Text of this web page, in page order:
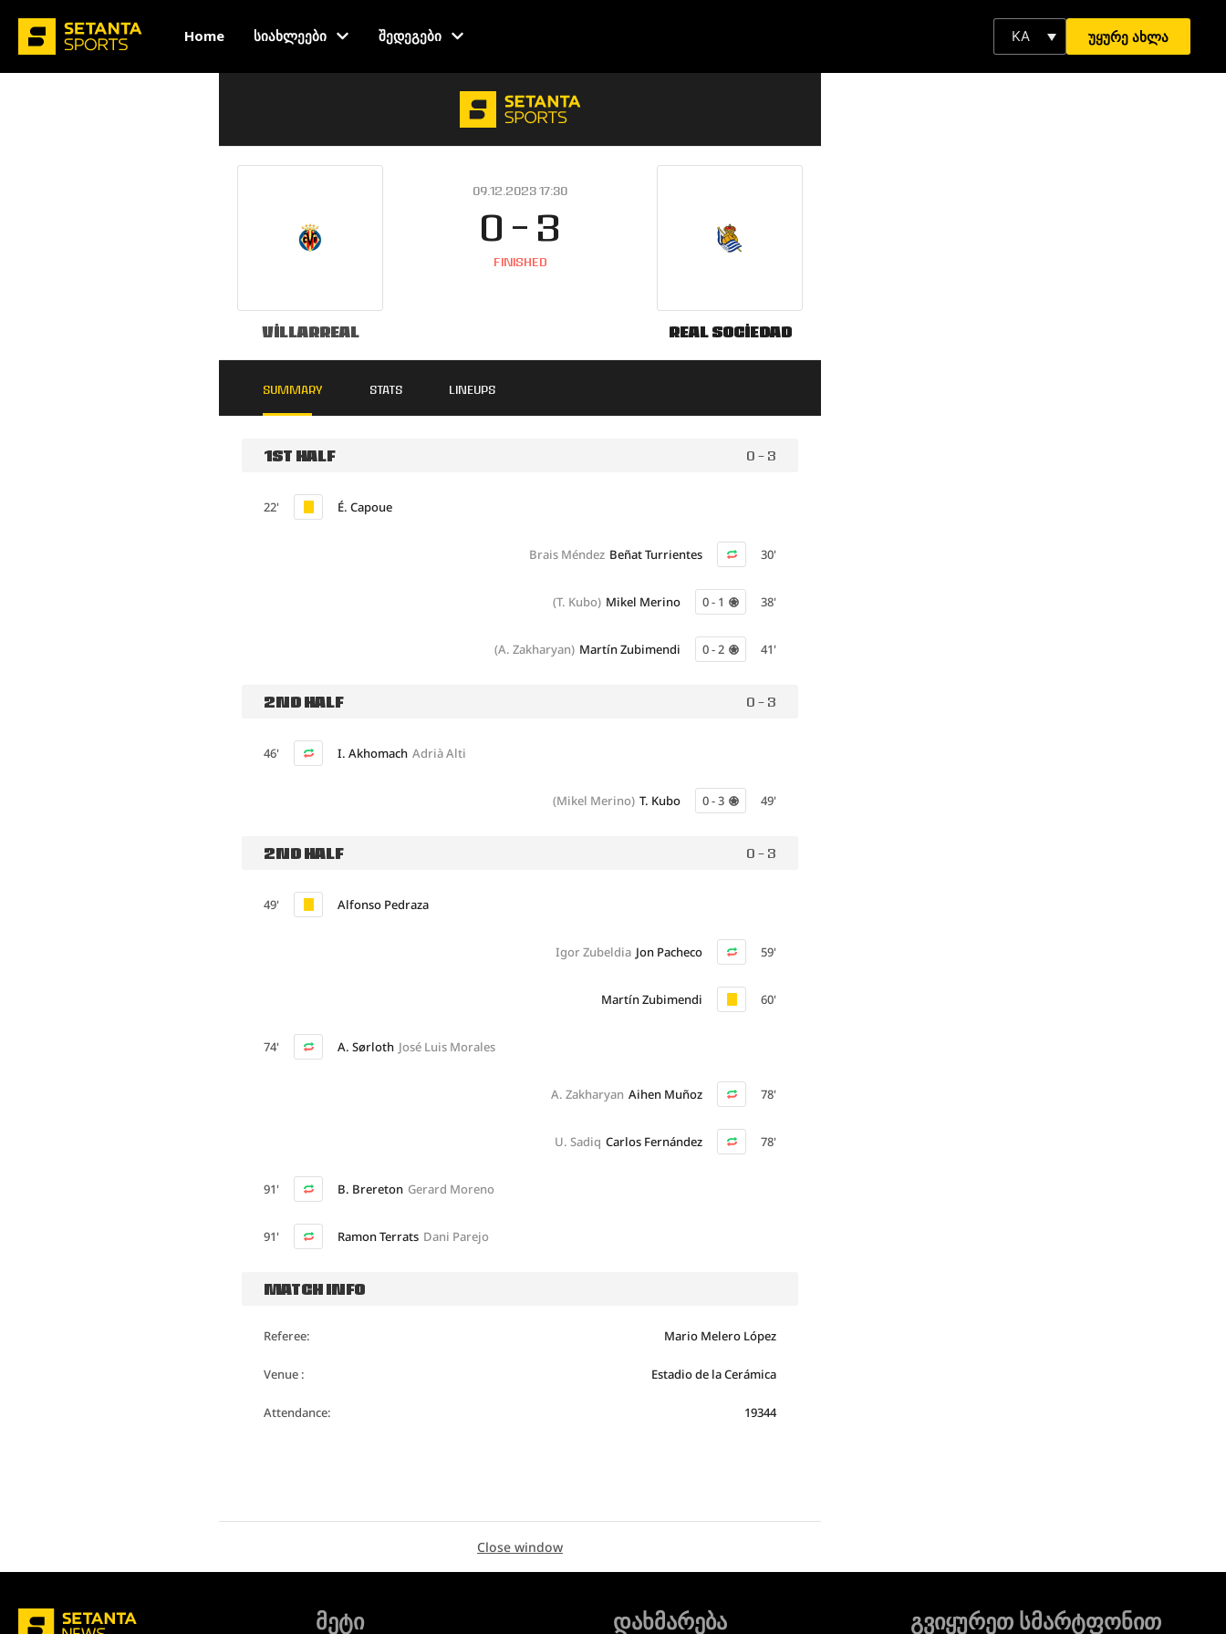
Home სიახლეები შედეგები KA უყურე ახლა
Villarreal
09.12.2023 17:30
0 - 3
FINISHED
Real Sociedad
SUMMARY STATS LINEUPS
1ST HALF 0 - 3
22' É. Capoue
30'
Beñat Turrientes
Brais Méndez
38'
0 - 1
Mikel Merino
(T. Kubo)
41'
0 - 2
Martín Zubimendi
(A. Zakharyan)
2ND HALF 0 - 3
46' I. Akhomach Adrià Alti
49'
0 - 3
T. Kubo
(Mikel Merino)
2ND HALF 0 - 3
49' Alfonso Pedraza
59'
Jon Pacheco
Igor Zubeldia
60'
Martín Zubimendi
74' A. Sørloth José Luis Morales
78'
Aihen Muñoz
A. Zakharyan
78'
Carlos Fernández
U. Sadiq
91' B. Brereton Gerard Moreno
91' Ramon Terrats Dani Parejo
MATCH INFO
Referee: Mario Melero López
Venue : Estadio de la Cerámica
Attendance: 19344
Close window
მეტი დახმარება გვიყურეთ სმარტფონით